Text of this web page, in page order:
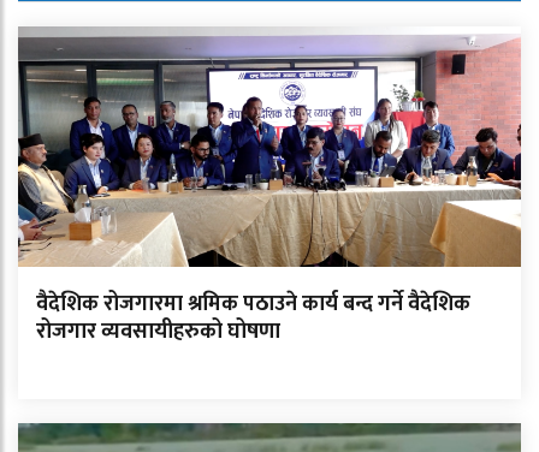
वैदेशिक रोजगारमा श्रमिक पठाउने कार्य बन्द गर्ने वैदेशिक
रोजगार व्यवसायीहरुको घोषणा